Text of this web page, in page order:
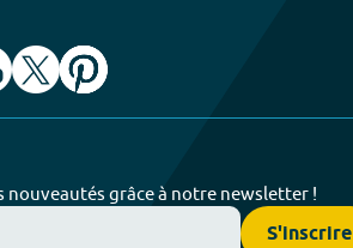
nouveautés grâce à notre newsletter !
S'inscrire